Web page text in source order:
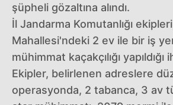
şüpheli gözaltına alındı.
İl Jandarma Komutanlığı
Mahallesi'ndeki 2 ev ile bir iş
mühimmat kaçakçılığı yapıldığı
Ekipler, belirlenen adreslere
operasyonda, 2 tabanca, 3 av